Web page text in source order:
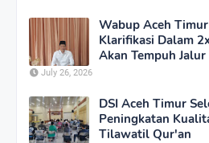
Wabup Aceh
Klarifikasi Dalam
Akan Tempuh
July 26, 2026
DSI Aceh Timur
Peningkatan
Tilawatil Qur'an